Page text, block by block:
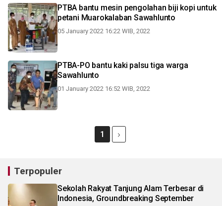
PTBA bantu mesin pengolahan biji kopi untuk
petani Muarokalaban Sawahlunto
05 January 2022 16:22 WIB, 2022
PTBA-PO bantu kaki palsu tiga warga
Sawahlunto
01 January 2022 16:52 WIB, 2022
1
Terpopuler
Sekolah Rakyat Tanjung Alam Terbesar di
Indonesia, Groundbreaking September